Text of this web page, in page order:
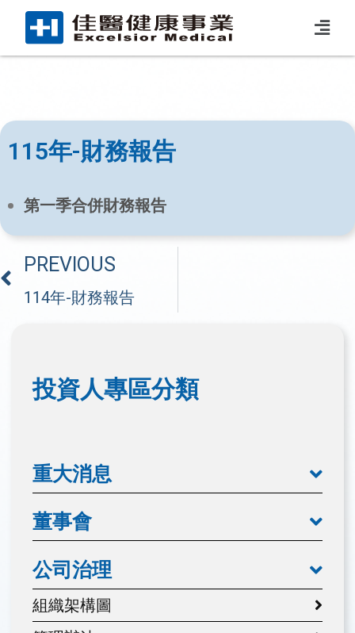
115年-財務報告
第一季合併財務報告
PREVIOUS
114年-財務報告
投資人專區分類
重大消息
董事會
公司治理
組織架構圖